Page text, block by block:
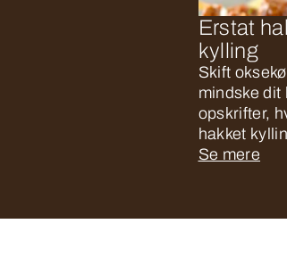
Erstat
kylling
Skift
mindske dit
opskrifter,
hakket
Se mere